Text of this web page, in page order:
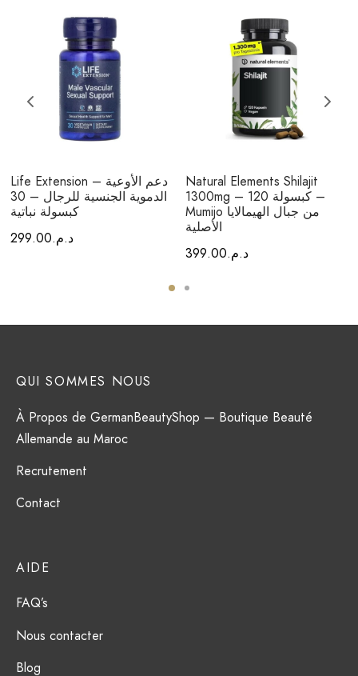
Life Extension – دعم الأوعية
الدموية الجنسية للرجال – 30
كبسولة نباتية
د.م.299.00
Natural Elements Shilajit
1300mg – 120 كبسولة –
Mumijo من جبال الهيمالايا
الأصلية
د.م.399.00
AIDE
FAQ’s
Nous contacter
Blog
QUI SOMMES NOUS
À Propos de GermanBeautyShop — Boutique Beauté
Allemande au Maroc
Recrutement
Contact